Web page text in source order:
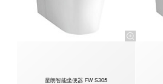
星朗智能坐便器 FW S305